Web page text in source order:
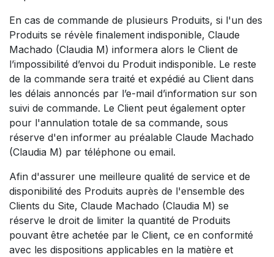
En cas de commande de plusieurs Produits, si l'un des
Produits se révèle finalement indisponible, Claude
Machado (Claudia M) informera alors le Client de
l’impossibilité d’envoi du Produit indisponible. Le reste
de la commande sera traité et expédié au Client dans
les délais annoncés par l’e-mail d’information sur son
suivi de commande. Le Client peut également opter
pour l'annulation totale de sa commande, sous
réserve d'en informer au préalable Claude Machado
(Claudia M) par téléphone ou email.
Afin d'assurer une meilleure qualité de service et de
disponibilité des Produits auprès de l'ensemble des
Clients du Site, Claude Machado (Claudia M) se
réserve le droit de limiter la quantité de Produits
pouvant être achetée par le Client, ce en conformité
avec les dispositions applicables en la matière et